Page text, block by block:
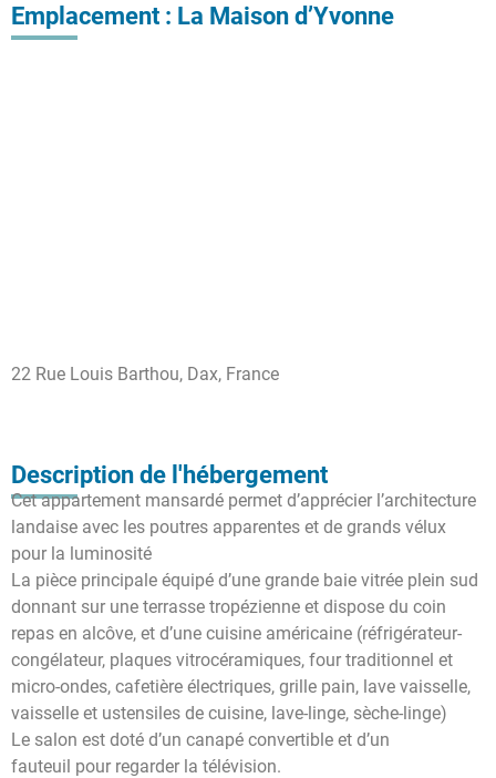
Emplacement : La Maison d’Yvonne
22 Rue Louis Barthou, Dax, France
Description de l'hébergement
Cet appartement mansardé permet d’apprécier l’architecture
landaise avec les poutres apparentes et de grands vélux
pour la luminosité
La pièce principale équipé d’une grande baie vitrée plein sud
donnant sur une terrasse tropézienne et dispose du coin
repas en alcôve, et d’une cuisine américaine (réfrigérateur-
congélateur, plaques vitrocéramiques, four traditionnel et
micro-ondes, cafetière électriques, grille pain, lave vaisselle,
vaisselle et ustensiles de cuisine, lave-linge, sèche-linge)
Le salon est doté d’un canapé convertible et d’un
fauteuil pour regarder la télévision.